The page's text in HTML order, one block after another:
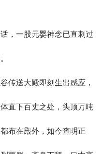
一股元婴神念已直刺过
送大殿即刻生出感应，
直下百丈之处，头顶万吨
布在殿外，如今查明正